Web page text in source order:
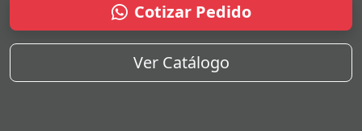
Cotizar Pedido
Ver Catálogo